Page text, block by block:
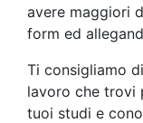
avere maggiori
form ed
Ti consigliamo
lavoro che trovi
tuoi studi e